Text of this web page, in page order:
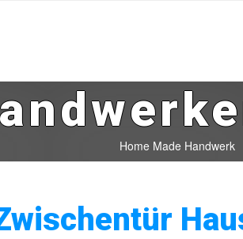
Home Made Handwerk